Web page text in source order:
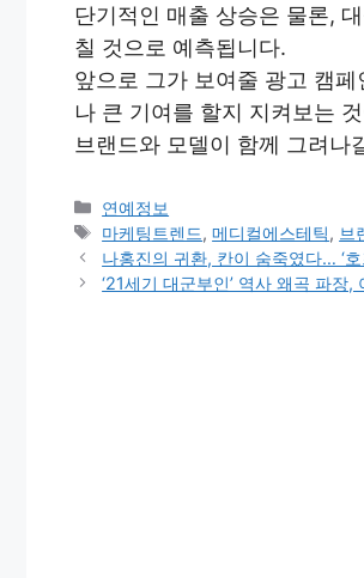
단기적인 매출 상승은 물론,
칠 것으로 예측됩니다.
앞으로 그가 보여줄 광고 캠
나 큰 기여를 할지 지켜보는
브랜드와 모델이 함께 그려나
Categories
연예정보
Tags
마케팅트렌드,메디컬에스테틱, 브
나홍진의 귀환, 칸이 숨죽였다… ‘
‘21세기 대군부인’ 역사 왜곡 파장